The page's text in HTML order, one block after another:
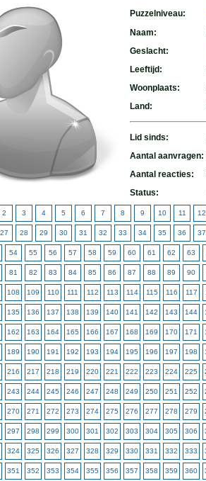
Puzzelniveau:
Naam:
Geslacht:
Leeftijd:
Woonplaats:
Land:
Lid sinds:
Aantal aanvragen:
Aantal reacties:
Status:
2 3 4 5 6 7 8 9 10 11 12
27 28 29 30 31 32 33 34 35 36 37
54 55 56 57 58 59 60 61 62 63
81 82 83 84 85 86 87 88 89 90
108 109 110 111 112 113 114 115 116 117
135 136 137 138 139 140 141 142 143 144
162 163 164 165 166 167 168 169 170 171
189 190 191 192 193 194 195 196 197 198
216 217 218 219 220 221 222 223 224 225
243 244 245 246 247 248 249 250 251 252
270 271 272 273 274 275 276 277 278 279
297 298 299 300 301 302 303 304 305 306
324 325 326 327 328 329 330 331 332 333
351 352 353 354 355 356 357 358 359 360